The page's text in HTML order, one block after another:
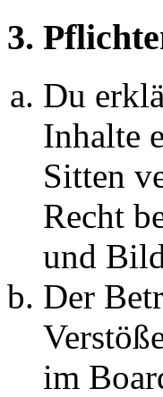
3.
Du
Inhalte
Sitten
Recht
und
Der
im